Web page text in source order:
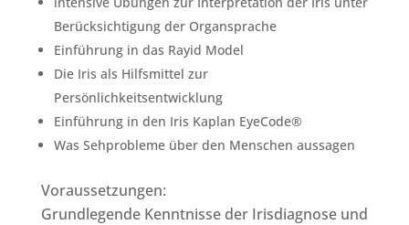
Berücksichtigung der Organsprache
Einführung in das Rayid Model
Die Iris als Hilfsmittel zur
Persönlichkeitsentwicklung
Einführung in den Iris Kaplan EyeCode®
Was Sehprobleme über den Menschen aussagen
Voraussetzungen:
Grundlegende Kenntnisse der Irisdiagnose und